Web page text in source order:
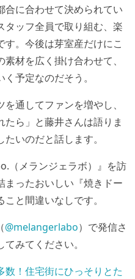
合に合わせて決められてい
タッフ全員で取り組む、楽
す。今後は芽室産だけにこ
材を広く掛け合わせて、
予定なのだそう。
通してファンを増やし、
ら」と藤井さんは語りま
いのだと話します。
（メランジェラボ）』を訪
まったおいしい『焼きドー
と間違いなしです。
@melangerlabo）で発信さ
みてください。
数！住宅街にひっそりとた